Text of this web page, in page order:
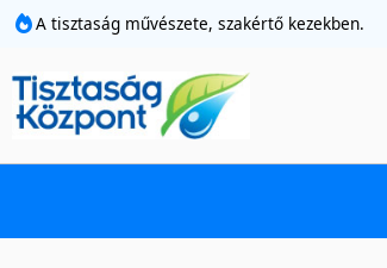
A tisztaság művészete, szakértő kezekben.